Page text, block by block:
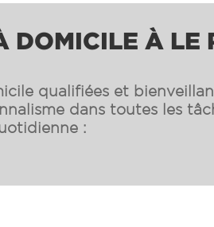
DOMICILE À LE
qualifiées et
dans toutes les
: